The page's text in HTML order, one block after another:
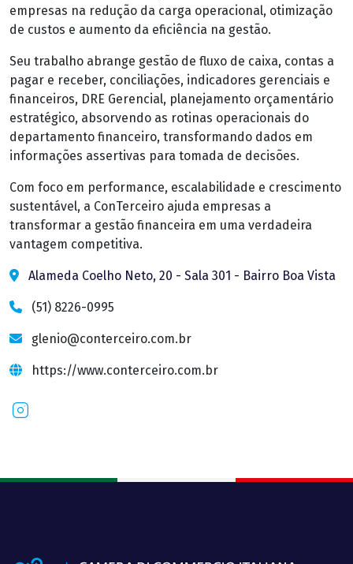
empresas na redução da carga operacional, otimização
de custos e aumento da eficiência na gestão.
Seu trabalho abrange gestão de fluxo de caixa, contas a
pagar e receber, conciliações, indicadores gerenciais e
financeiros, DRE Gerencial, planejamento orçamentário
estratégico, absorvendo as rotinas operacionais do
departamento financeiro, transformando dados em
informações assertivas para tomada de decisões.
Com foco em performance, escalabilidade e crescimento
sustentável, a ConTerceiro ajuda empresas a
transformar a gestão financeira em uma verdadeira
vantagem competitiva.
Alameda Coelho Neto, 20 - Sala 301 - Bairro Boa Vista
(51) 8226-0995
glenio@conterceiro.com.br
https://www.conterceiro.com.br
Instagram